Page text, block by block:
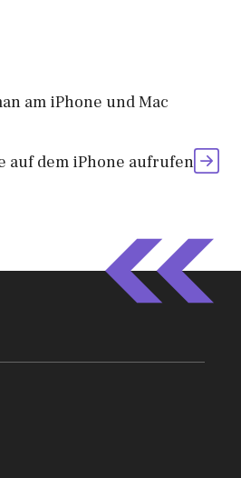
am iPhone und Mac
auf dem iPhone aufrufen